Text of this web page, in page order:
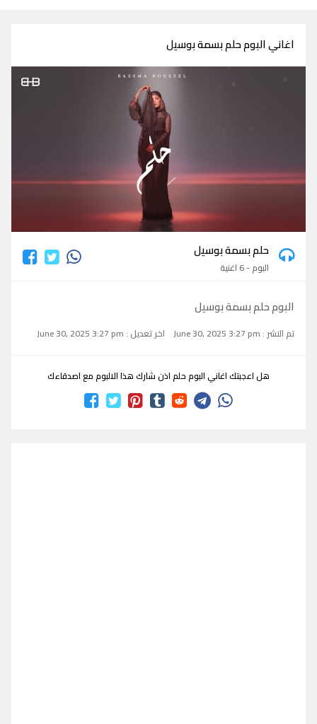
اغاني البوم حلم بسمة بوسيل
حلم بسمة بوسيل
البوم - 6 اغنية
البوم حلم بسمة بوسيل
تم النشر : June 30, 2025 3:27 pm اخر تعديل : June 30, 2025 3:27 pm
هل اعجبتك اغاني البوم حلم اذن شارك هذا الالبوم مع اصدقاءك